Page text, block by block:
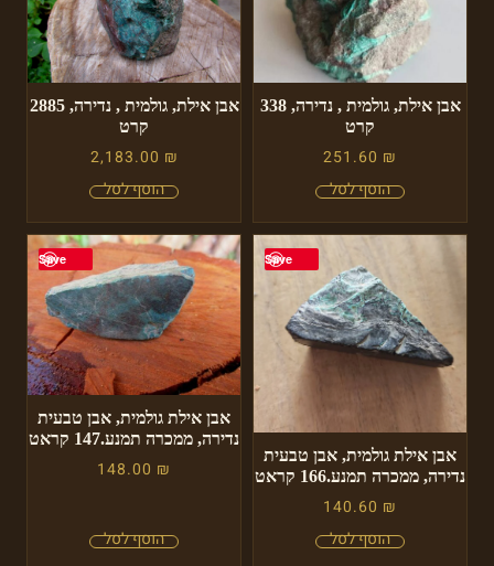
אבן אילת, גולמית , נדירה, 338
קרט
251.60 ₪
אבן אילת, גולמית , נדירה, 2885
קרט
2,183.00 ₪
Save
אבן אילת גולמית, אבן טבעית
נדירה, ממכרה תמנע.166 קראט
140.60 ₪
Save
אבן אילת גולמית, אבן טבעית
נדירה, ממכרה תמנע.147 קראט
148.00 ₪